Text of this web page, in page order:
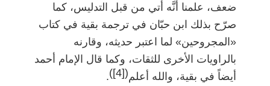
ضعف، علمنا أنَّه أتي من قبل التدليس، كما
صرّح بذلك ابن حبّان في ترجمة بقية في كتاب
«المجروحين» لما اعتبر حديثه، وقارنه
بالراويات الأخرى للثقات، وكما قال الإمام أحمد
أيضاً في بقية، والله أعلم(
[4]
)
.